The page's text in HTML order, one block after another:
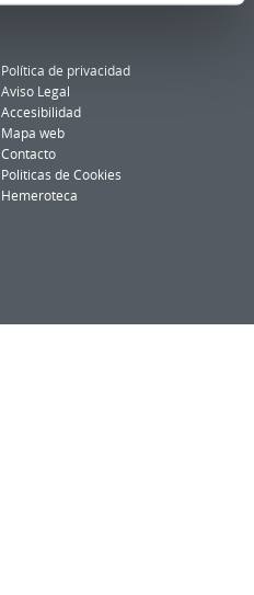
Política de privacidad
Aviso Legal
Accesibilidad
Mapa web
Contacto
Politicas de Cookies
Hemeroteca